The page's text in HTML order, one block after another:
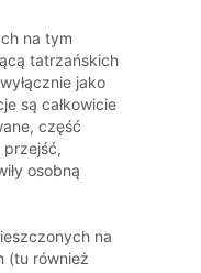
na tym
tatrzańskich
jako
są całkowicie
część
osobną
na
(tu również